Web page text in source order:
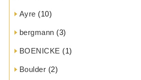
Ayre (10)
bergmann (3)
BOENICKE (1)
Boulder (2)